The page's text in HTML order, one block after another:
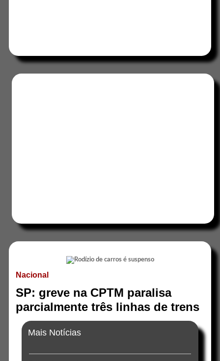
Nacional
SP: greve na CPTM paralisa
parcialmente três linhas de trens
Mais Notícias